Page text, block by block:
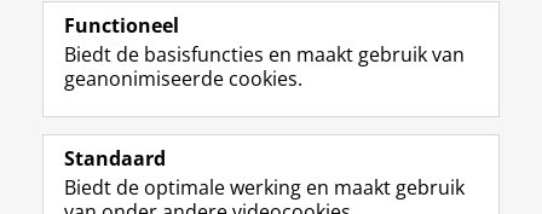
Volg de RUG
F
a
e
L
i
k
R
S
-
I
n
t
Y
o
T
Studiekiezers
Functioneel
Biedt de basisfuncties en maakt gebruik van
geanonimiseerde cookies.
Standaard
Biedt de optimale werking en maakt gebruik